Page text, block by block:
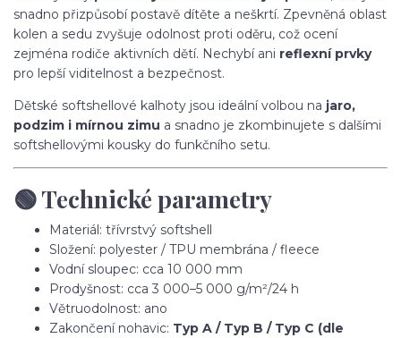
snadno přizpůsobí postavě dítěte a neškrtí. Zpevněná oblast
kolen a sedu zvyšuje odolnost proti oděru, což ocení
zejména rodiče aktivních dětí. Nechybí ani reflexní prvky
pro lepší viditelnost a bezpečnost.
Dětské softshellové kalhoty jsou ideální volbou na jaro,
podzim i mírnou zimu a snadno je zkombinujete s dalšími
softshellovými kousky do funkčního setu.
🟢 Technické parametry
Materiál: třívrstvý softshell
Složení: polyester / TPU membrána / fleece
Vodní sloupec: cca 10 000 mm
Prodyšnost: cca 3 000–5 000 g/m²/24 h
Větruodolnost: ano
Zakončení nohavic: Typ A / Typ B / Typ C (dle